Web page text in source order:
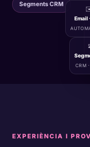
Segments CRM
CRM
Email
EXPERIÈNCIA I